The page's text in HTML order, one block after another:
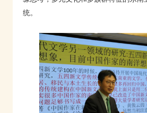
统。